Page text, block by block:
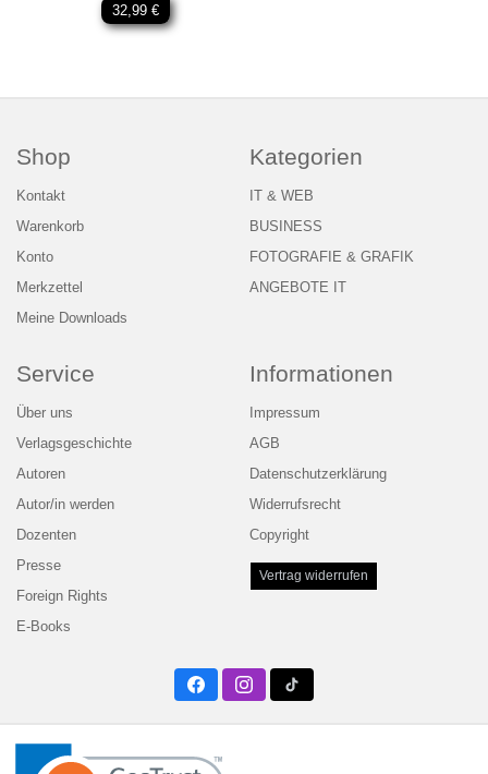
32,99 €
Shop
Kontakt
Warenkorb
Konto
Merkzettel
Meine Downloads
Kategorien
IT & WEB
BUSINESS
FOTOGRAFIE & GRAFIK
ANGEBOTE IT
Service
Über uns
Verlagsgeschichte
Autoren
Autor/in werden
Dozenten
Presse
Foreign Rights
E-Books
Informationen
Impressum
AGB
Datenschutzerklärung
Widerrufsrecht
Copyright
Vertrag widerrufen
FacebookInstagramTwitter